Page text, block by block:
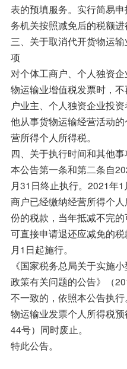
表的预填服务。实行简易
务机关按照减免后的税额进
三、关于取消代开货物运
项
对个体工商户、个人独资
物运输业增值税发票时，
户业主、个人独资企业投
他从事货物运输经营活动
营所得个人所得税。
四、关于执行时间和其他事
本公告第一条和第二条自
月31日终止执行。2021年
商户已经缴纳经营所得个
份的税款，当年抵减不完
可直接申请退还应减免的
月1日起施行。
《国家税务总局关于实施
政策有关问题的公告》（
不一致的，依照本公告执
物运输业发票个人所得税
44号）同时废止。
特此公告。